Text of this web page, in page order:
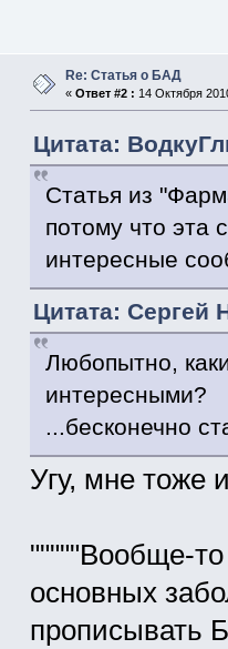
Re: Статья о БАД
« Ответ #2 : 14 Октября
Цитата:
Статья из
потому что эта
интересные
Цитата: Сергей
Любопытно,
интересными?
...бесконечно
Угу, мне тоже
"""""Вообще-то
основных
прописывать